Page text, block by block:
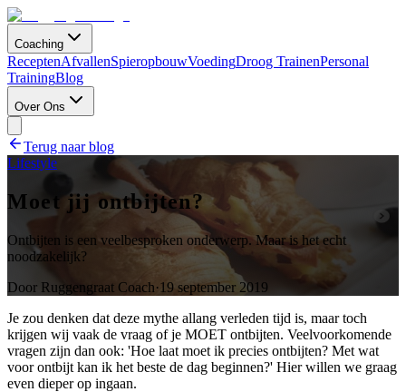
Coaching
ReceptenAfvallenSpieropbouwVoedingDroog TrainenPersonal
TrainingBlog
Over Ons
Terug naar blog
Lifestyle
Moet jij ontbijten?
Ontbijten is een veelbesproken onderwerp. Maar is het echt
noodzakelijk?
Door Ruggengraat Coach·19 september 2019
Je zou denken dat deze mythe allang verleden tijd is, maar toch
krijgen wij vaak de vraag of je MOET ontbijten. Veelvoorkomende
vragen zijn dan ook: 'Hoe laat moet ik precies ontbijten? Met wat
voor ontbijt kan ik het beste de dag beginnen?' Hier willen we graag
even dieper op ingaan.